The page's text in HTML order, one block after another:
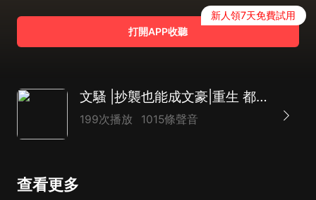
打開APP收聽
新人領7天免費試用
文騷 |抄襲也能成文豪|重生 都市|多人有聲劇
199次播放 1015條聲音
查看更多